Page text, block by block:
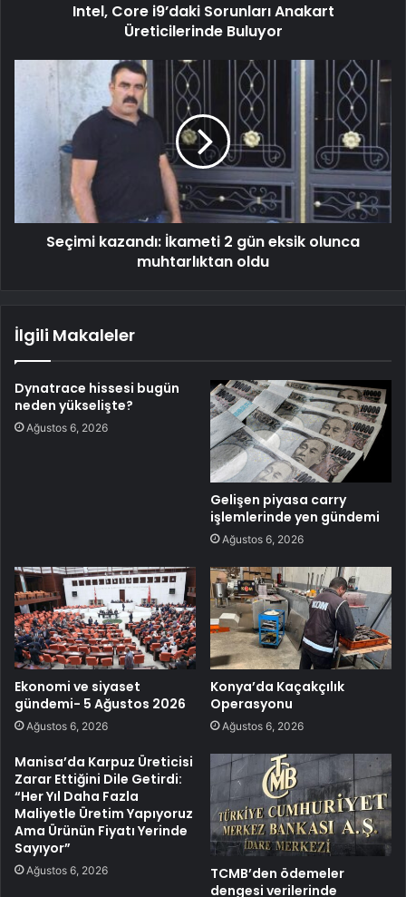
Intel, Core i9’daki Sorunları Anakart
Üreticilerinde Buluyor
Seçimi kazandı: İkameti 2 gün eksik olunca
muhtarlıktan oldu
İlgili Makaleler
Dynatrace hissesi bugün
neden yükselişte?
Ağustos 6, 2026
Gelişen piyasa carry
işlemlerinde yen gündemi
Ağustos 6, 2026
Ekonomi ve siyaset
gündemi- 5 Ağustos 2026
Ağustos 6, 2026
Konya’da Kaçakçılık
Operasyonu
Ağustos 6, 2026
Manisa’da Karpuz Üreticisi
Zarar Ettiğini Dile Getirdi:
“Her Yıl Daha Fazla
Maliyetle Üretim Yapıyoruz
Ama Ürünün Fiyatı Yerinde
Sayıyor”
Ağustos 6, 2026
TCMB’den ödemeler
dengesi verilerinde